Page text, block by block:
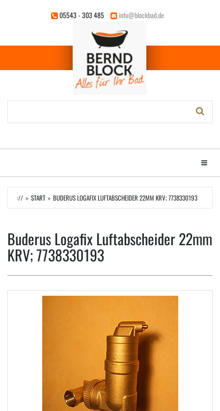
05543 - 303 485 info@blockbad.de
Menü
:// START BUDERUS LOGAFIX LUFTABSCHEIDER 22MM KRV; 7738330193
Buderus Logafix Luftabscheider 22mm
KRV; 7738330193